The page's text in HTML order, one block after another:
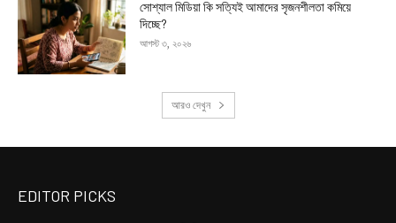
সোশ্যাল মিডিয়া কি সত্যিই আমাদের সৃজনশীলতা কমিয়ে
দিচ্ছে?
আগস্ট ৩, ২০২৬
আরও দেখুন
EDITOR PICKS